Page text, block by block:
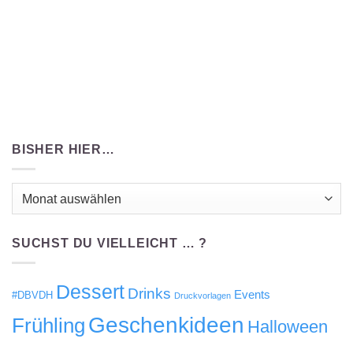
BISHER HIER…
SUCHST DU VIELLEICHT … ?
#DBVDH Dessert Drinks Druckvorlagen Events
Frühling Geschenkideen Halloween